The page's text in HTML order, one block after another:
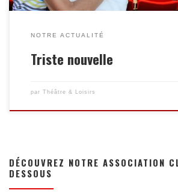
NOTRE ACTUALITÉ
Triste nouvelle
par Théâtre & Loisirs
DÉCOUVREZ NOTRE ASSOCIATION
DESSOUS